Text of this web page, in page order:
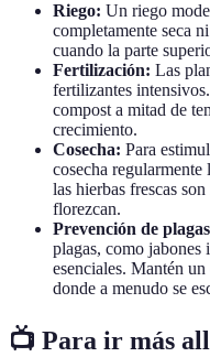
Riego: Un riego
completamente seca
cuando la parte
Fertilización: Las
fertilizantes
compost a mitad de
crecimiento.
Cosecha: Para
cosecha regularmente
las hierbas frescas
florezcan.
Prevención de
plagas, como jabones
esenciales. Mantén
donde a menudo se
📺 Para ir más